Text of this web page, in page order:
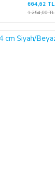
664,62 TL
1.254,00 TL